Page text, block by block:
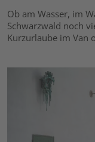
Ob am Wasser, im
Schwarzwald noch
Kurzurlaube im Van